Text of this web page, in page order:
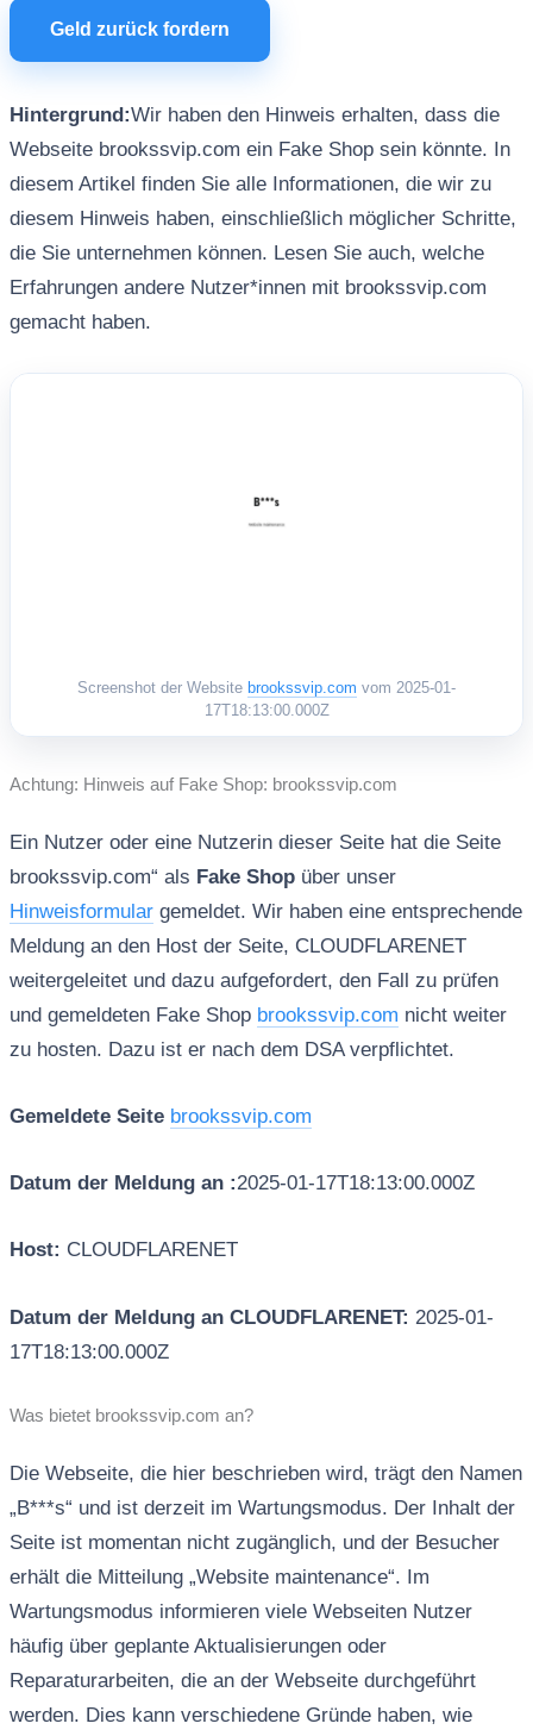
Geld zurück fordern
Hintergrund:Wir haben den Hinweis erhalten, dass die
Webseite brookssvip.com ein Fake Shop sein könnte. In
diesem Artikel finden Sie alle Informationen, die wir zu
diesem Hinweis haben, einschließlich möglicher Schritte,
die Sie unternehmen können. Lesen Sie auch, welche
Erfahrungen andere Nutzer*innen mit brookssvip.com
gemacht haben.
Screenshot der Website brookssvip.com vom 2025-01-
17T18:13:00.000Z
Achtung: Hinweis auf Fake Shop: brookssvip.com
Ein Nutzer oder eine Nutzerin dieser Seite hat die Seite
brookssvip.com“ als Fake Shopüber unser
Hinweisformulargemeldet. Wir haben eine entsprechende
Meldung an den Host der Seite, CLOUDFLARENET
weitergeleitet und dazu aufgefordert, den Fall zu prüfen
und gemeldeten Fake Shop brookssvip.com nicht weiter
zu hosten. Dazu ist er nach dem DSA verpflichtet.
Gemeldete Seite brookssvip.com
Datum der Meldung an :2025-01-17T18:13:00.000Z
Host: CLOUDFLARENET
Datum der Meldung an CLOUDFLARENET: 2025-01-
17T18:13:00.000Z
Was bietet brookssvip.com an?
Die Webseite, die hier beschrieben wird, trägt den Namen
„B***s“ und ist derzeit im Wartungsmodus. Der Inhalt der
Seite ist momentan nicht zugänglich, und der Besucher
erhält die Mitteilung „Website maintenance“. Im
Wartungsmodus informieren viele Webseiten Nutzer
häufig über geplante Aktualisierungen oder
Reparaturarbeiten, die an der Webseite durchgeführt
werden. Dies kann verschiedene Gründe haben, wie